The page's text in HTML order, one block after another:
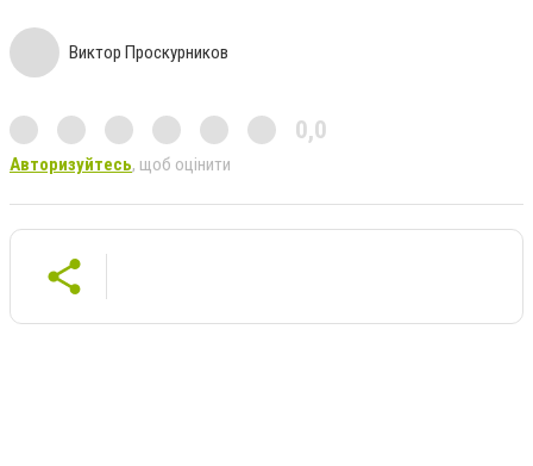
Виктор Проскурников
0,0
Авторизуйтесь, щоб оцінити